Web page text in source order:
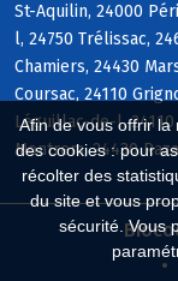
Afin de vous offrir la
des cookies : pour
récolter des
du site et vous
sécurité. Vous
St-Aquilin, 24000
l, 24750 Trélissac,
Chamiers, 24430
Coursac, 24110
Léguillac-de-l, 24110
Montrem, 24430